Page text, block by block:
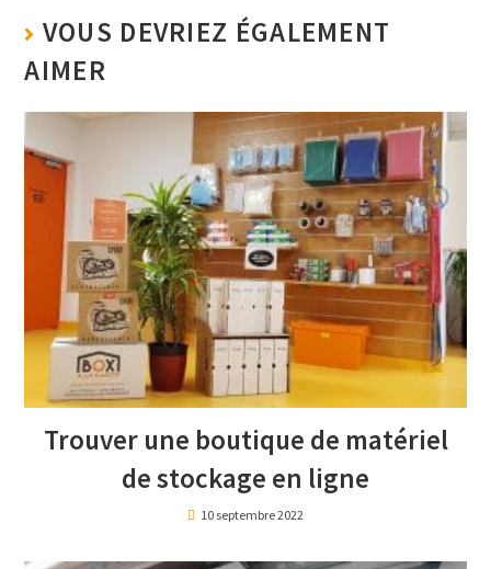
VOUS DEVRIEZ ÉGALEMENT
AIMER
Trouver une boutique de matériel
de stockage en ligne
10 septembre 2022